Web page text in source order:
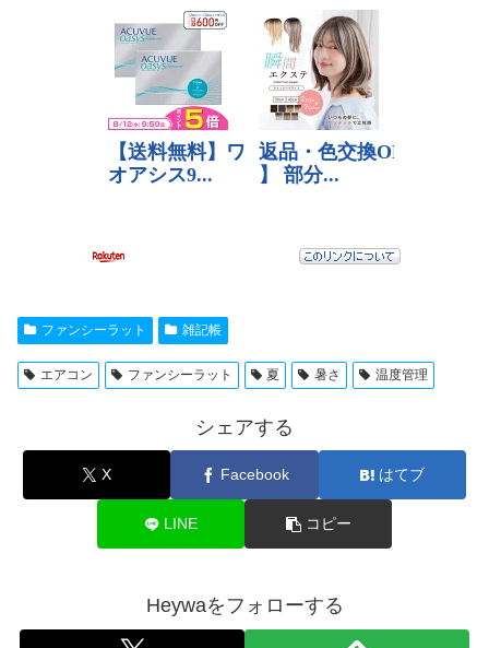
ファンシーラット 雑記帳
エアコン ファンシーラット 夏 暑さ 温度管理
シェアする
X Facebook はてブ
LINE コピー
Heywaをフォローする